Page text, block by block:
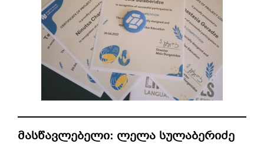
მასწავლებელი: ლელა სულაბერიძე